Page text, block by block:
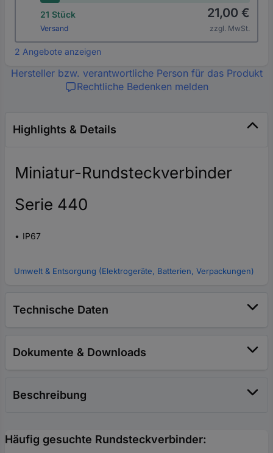
21 Stück
Versand
21,00 €
zzgl. MwSt.
2 Angebote anzeigen
Hersteller bzw. verantwortliche Person für das Produkt
Rechtliche Bedenken melden
Highlights & Details
Miniatur-Rundsteckverbinder
Serie 440
IP67
Umwelt & Entsorgung (Elektrogeräte, Batterien, Verpackungen)
Technische Daten
Dokumente & Downloads
Beschreibung
Häufig gesuchte Rundsteckverbinder: